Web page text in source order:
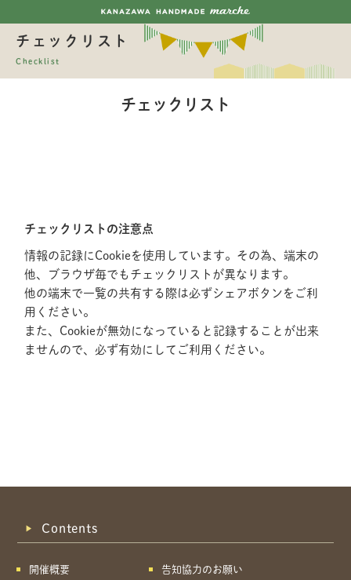
チェックリスト
Checklist
チェックリスト
チェックリストの注意点
情報の記録にCookieを使用しています。その為、端末の
他、ブラウザ毎でもチェックリストが異なります。
他の端末で一覧の共有する際は必ずシェアボタンをご利
用ください。
また、Cookieが無効になっていると記録することが出来
ませんので、必ず有効にしてご利用ください。
Contents
開催概要 告知協力のお願い